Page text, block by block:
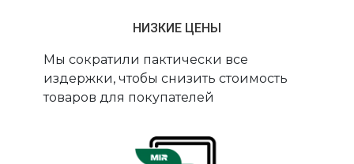
НИЗКИЕ ЦЕНЫ
Мы сократили пактически все
издержки, чтобы снизить стоимость
товаров для покупателей